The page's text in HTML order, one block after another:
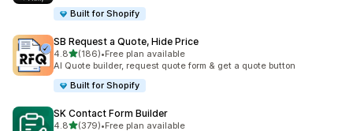
Built for Shopify
SB Request a Quote, Hide Price
4.8เต็ม 5 ดาว
(186)
ทั้งหมด 186 รีวิว
•Free plan available
AI Quote builder, request quote form & get a quote button
Built for Shopify
SK Contact Form Builder
4.8เต็ม 5 ดาว
(379)•Free plan available